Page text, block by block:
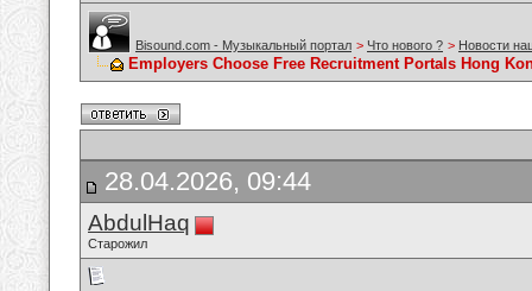
Bisound.com - Музыкальный портал > Что нового ? > Новости
Employers Choose Free Recruitment Portals Hong
28.04.2026, 09:44
AbdulHaq
Старожил